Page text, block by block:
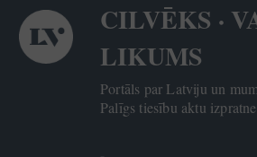
CILVĒKS ·
LIKUMS
Portāls par Latviju un
Palīgs tiesību aktu